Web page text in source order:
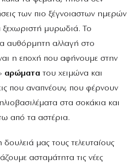
των πιο ξέγνοιαστων ημερών
μυρωδιά. Το
αυθόρμητη αλλαγή στο
η εποχή που αφήνουμε στην
αρώματα του χειμώνα και
που αναπνέουν, που φέρνουν
στα σοκάκια και
από τα αστέρια.
δουλειά μας τους τελευταίους
ασταμάτητα τις νέες